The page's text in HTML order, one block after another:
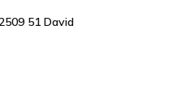
51 David